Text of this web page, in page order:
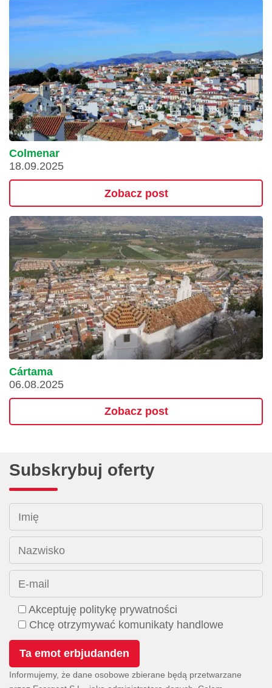
Colmenar
18.09.2025
Zobacz post
Cártama
06.08.2025
Zobacz post
Subskrybuj oferty
Imię
Nazwisko
E-mail
Akceptuję politykę prywatności
Chcę otrzymywać komunikaty handlowe
Informujemy, że dane osobowe zbierane będą przetwarzane